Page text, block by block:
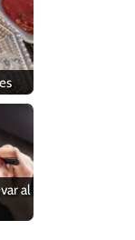
al